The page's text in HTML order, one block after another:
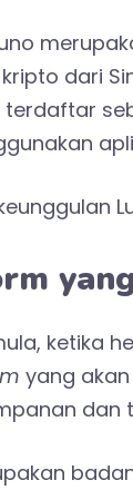
dari
ketika
yang
dan